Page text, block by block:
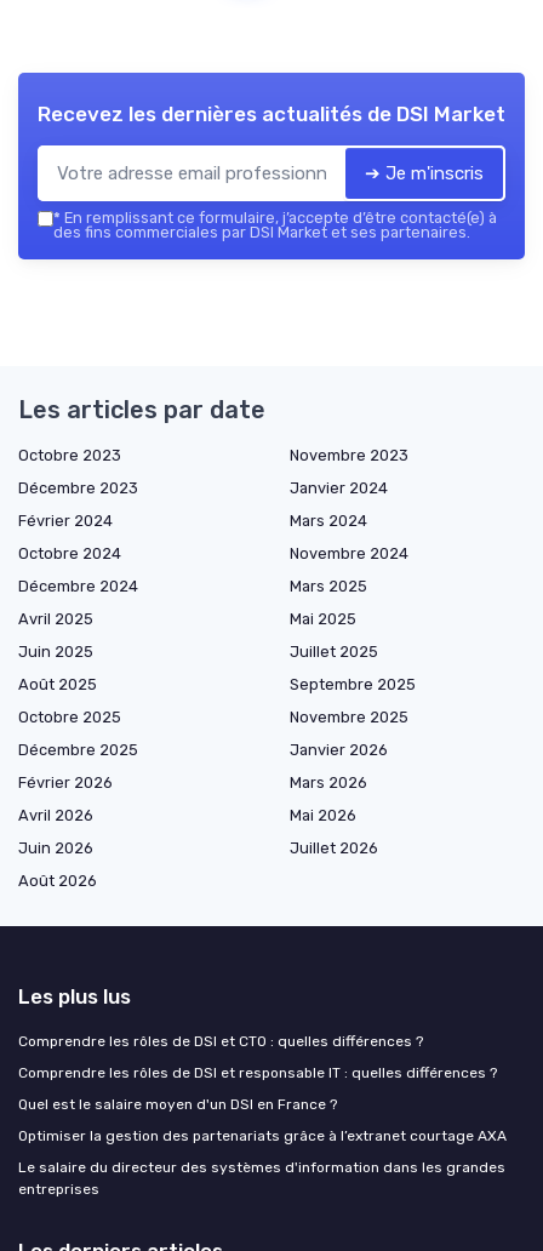
Recevez les dernières actualités de DSI Market
➔ Je m'inscris
* En remplissant ce formulaire, j’accepte d’être contacté(e) à
des fins commerciales par DSI Market et ses partenaires.
Les articles par date
Octobre 2023
Novembre 2023
Décembre 2023
Janvier 2024
Février 2024
Mars 2024
Octobre 2024
Novembre 2024
Décembre 2024
Mars 2025
Avril 2025
Mai 2025
Juin 2025
Juillet 2025
Août 2025
Septembre 2025
Octobre 2025
Novembre 2025
Décembre 2025
Janvier 2026
Février 2026
Mars 2026
Avril 2026
Mai 2026
Juin 2026
Juillet 2026
Août 2026
Les plus lus
Comprendre les rôles de DSI et CTO : quelles différences ?
Comprendre les rôles de DSI et responsable IT : quelles différences ?
Quel est le salaire moyen d'un DSI en France ?
Optimiser la gestion des partenariats grâce à l’extranet courtage AXA
Le salaire du directeur des systèmes d'information dans les grandes
entreprises